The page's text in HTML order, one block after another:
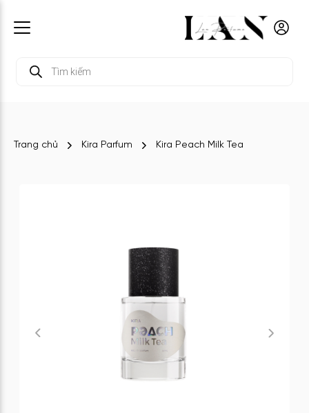
kiếm
Trang chủ Kira Parfum Kira Peach Milk Tea